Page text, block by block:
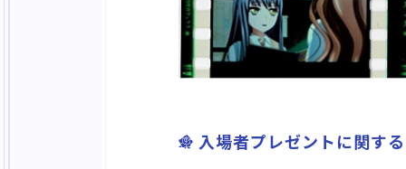
入場者プレゼントに関す